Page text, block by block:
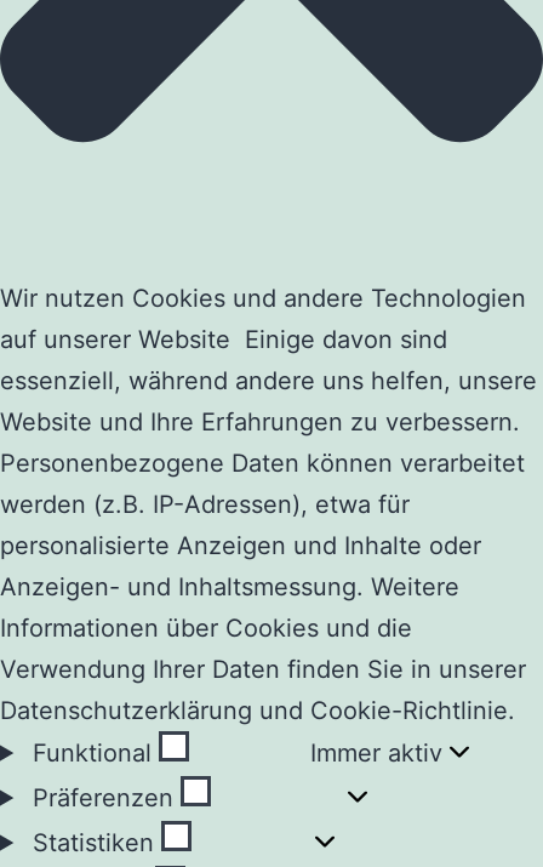
Wir nutzen Cookies und andere Technologien
auf unserer Website Einige davon sind
essenziell, während andere uns helfen, unsere
Website und Ihre Erfahrungen zu verbessern.
Personenbezogene Daten können verarbeitet
werden (z.B. IP-Adressen), etwa für
personalisierte Anzeigen und Inhalte oder
Anzeigen- und Inhaltsmessung. Weitere
Informationen über Cookies und die
Verwendung Ihrer Daten finden Sie in unserer
Datenschutzerklärung und Cookie-Richtlinie.
Funktional
Immer aktiv
Präferenzen
Statistiken